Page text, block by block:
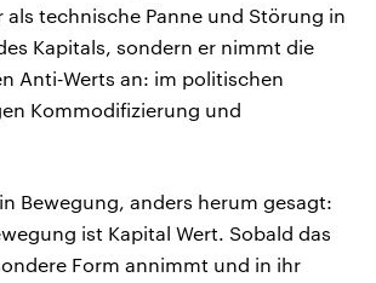
technische Panne und Störung in
Kapitals, sondern er nimmt die
Anti‑Werts an: im politischen
Kommodifizierung und
Bewegung, anders herum gesagt:
ist Kapital Wert. Sobald das
Form annimmt und in ihr